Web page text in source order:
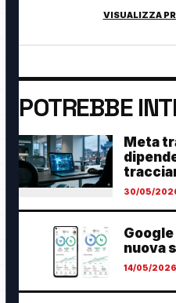
VISUALIZZA
POTREBBE
Meta
30/05/2026
nuova
14/05/2026